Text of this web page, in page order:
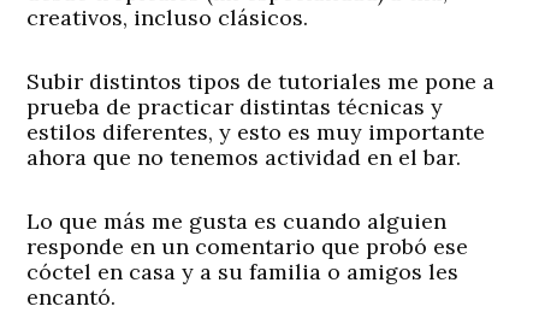
creativos, incluso clásicos.
Subir distintos tipos de tutoriales me pone a
prueba de practicar distintas técnicas y
estilos diferentes, y esto es muy importante
ahora que no tenemos actividad en el bar.
Lo que más me gusta es cuando alguien
responde en un comentario que probó ese
cóctel en casa y a su familia o amigos les
encantó.